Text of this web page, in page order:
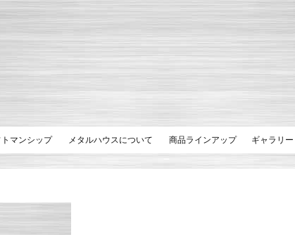
マンシップ メタルハウスについて 商品ラインアップ ギャラリー